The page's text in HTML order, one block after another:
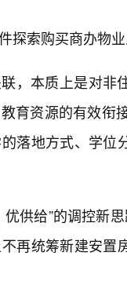
探索购买商办物
，本质上是对
育资源的有效
落地方式、学
供给”的调控新
再统筹新建安